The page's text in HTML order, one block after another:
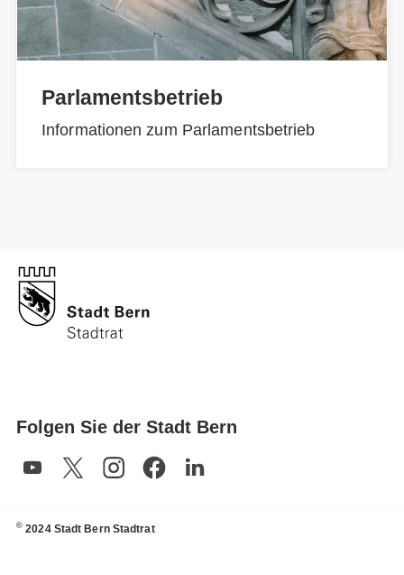
Parlamentsbetrieb
Informationen zum Parlamentsbetrieb
Folgen Sie der Stadt Bern
© 2024 Stadt Bern Stadtrat